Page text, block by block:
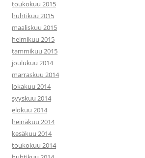
toukokuu 2015
huhtikuu 2015
maaliskuu 2015
helmikuu 2015
tammikuu 2015
joulukuu 2014
marraskuu 2014
lokakuu 2014
syyskuu 2014
elokuu 2014
heinäkuu 2014
kesäkuu 2014
toukokuu 2014